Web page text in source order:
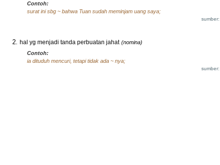
Contoh:
surat ini sbg ~ bahwa Tuan sudah meminjam uang saya;
hal yg menjadi tanda perbuatan jahat (nomina)
Contoh:
ia dituduh mencuri, tetapi tidak ada ~ nya;